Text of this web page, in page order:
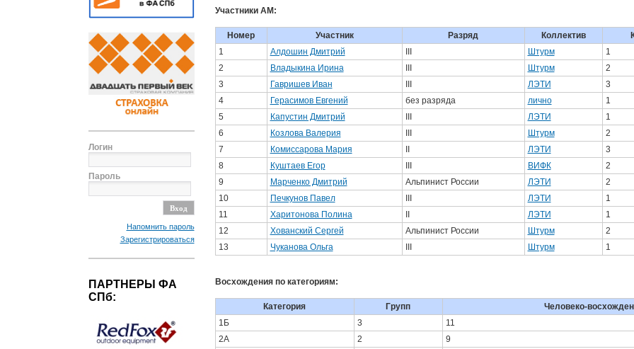
Логин
Пароль
Напомнить пароль
Зарегистрироваться
ПАРТНЕРЫ ФА
СПб:
Участники АМ:
Номер Участник Разряд Коллектив
1
Алдошин Дмитрий III Штурм
1
2
Владыкина Ирина III Штурм
2
3
Гавришев Иван III ЛЭТИ
3
4
Герасимов Евгений без разряда лично
1
5
Капустин Дмитрий III ЛЭТИ
1
6
Козлова Валерия III Штурм
2
7
Комиссарова Мария II ЛЭТИ
3
8
Куштаев Егор III ВИФК
2
9
Марченко Дмитрий Альпинист России ЛЭТИ
2
10
Печкунов Павел III ЛЭТИ
1
11
Харитонова Полина II ЛЭТИ
1
12
Хованский Сергей Альпинист России Штурм
2
13
Чуканова Ольга III Штурм 1
Восхождения по категориям:
Категория Групп
Человеко-
1Б
3
11
2А
2
9